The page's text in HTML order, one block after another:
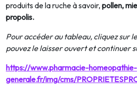
produits de la ruche à savoir, pollen,
propolis.
Pour accéder au tableau, cliquez sur
pouvez le laisser ouvert et continuer
https://www.pharmacie-homeopathie-
generale.fr/img/cms/